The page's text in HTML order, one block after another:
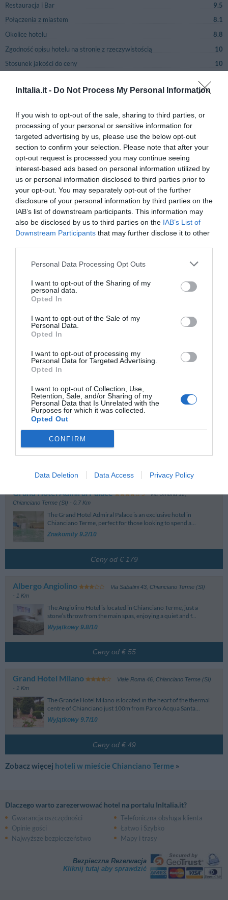
InItalia.it - Do Not Process My Personal Information
If you wish to opt-out of the sale, sharing to third parties, or
processing of your personal or sensitive information for
targeted advertising by us, please use the below opt-out
section to confirm your selection. Please note that after your
opt-out request is processed you may continue seeing
interest-based ads based on personal information utilized by
us or personal information disclosed to third parties prior to
your opt-out. You may separately opt-out of the further
disclosure of your personal information by third parties on the
IAB’s list of downstream participants. This information may
also be disclosed by us to third parties on the IAB’s List of
Downstream Participants that may further disclose it to other
Personal Data Processing Opt Outs
I want to opt-out of the Sharing of my
personal data.
Opted In
I want to opt-out of the Sale of my
Personal Data.
Opted In
I want to opt-out of processing my
Personal Data for Targeted Advertising.
Opted In
I want to opt-out of Collection, Use,
Retention, Sale, and/or Sharing of my
Personal Data that Is Unrelated with the
Purposes for which it was collected.
Opted Out
CONFIRM
Data Deletion Data Access Privacy Policy
Restauracja i Bar
9.5
Połączenia z miastem
8.1
Okolice hotelu
8.8
Zgodność opisu hotelu na stronie z rzeczywistością
10
Stosunek jakości do ceny
10
Poprzednie opinie Strona 1-1 Następne opinie
Federico
Włochy
Listopad 2018
Para o średniej wiekowej poniżej 35 roku
życia
DOBRY
7.4/10
Wróciłbyś do tego hotelu?
TAK
szczegóły
Paolo Roberto
Para o średniej wiekowej powyżej 35 roku
WYJĄTKOWY
10/10
Mi sono trovato molto bene.E' stata la prima volta all' Hotel Perugina
szczegóły
Lipiec 2012
Para o średniej wiekowej powyżej 35 roku
9.2 /10
Wróciłbyś do tego hotelu?
TAK
szczegóły
Poprzednie opinie
Inne Hotele w okolicy:
Grand Hotel Admiral Palace Via Umbria 12,
Chianciano Terme (SI) - 0.7 Km
The Grand Hotel Admiral Palace is an exclusive hotel in
Chianciano Terme, perfect for those looking to spend a...
Znakomity 9.2/10
Ceny od € 179
Albergo Angiolino Via Sabatini 43, Chianciano Terme (SI)
- 1 Km
The Angiolino Hotel is located in Chianciano Terme, just a
stone’s throw from the main spas, enjoying a quiet and f...
Wyjątkowy 9.8/10
Ceny od € 55
Grand Hotel Milano Viale Roma 46, Chianciano Terme (SI)
- 1 Km
The Grande Hotel Milano is located in the heart of the thermal
centre of Chianciano just 100m from Parco Acqua Santa...
Wyjątkowy 9.7/10
Ceny od € 49
Zobacz więcej hoteli w mieście Chianciano Terme »
Dlaczego warto zarezerwować hotel na portalu InItalia.it?
Gwarancja oszczędności
Telefoniczna obsługa klienta
Opinie gości
Łatwo i Szybko
Najwyższe bezpieczeństwo
Mapy i trasy
Bezpieczna Rezerwacja
Kliknij tutaj aby sprawdzić